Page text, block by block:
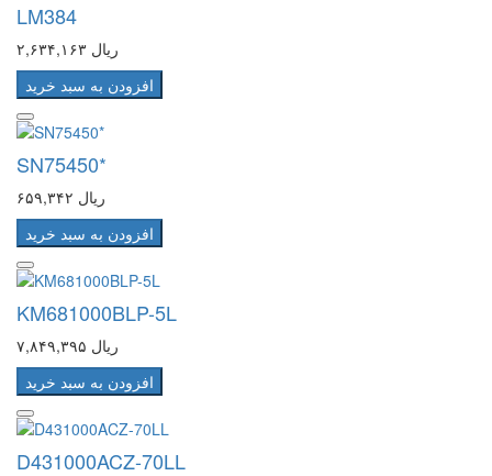
LM384
۲,۶۳۴,۱۶۳ ریال
افزودن به سبد خرید
SN75450*
۶۵۹,۳۴۲ ریال
افزودن به سبد خرید
KM681000BLP-5L
۷,۸۴۹,۳۹۵ ریال
افزودن به سبد خرید
D431000ACZ-70LL